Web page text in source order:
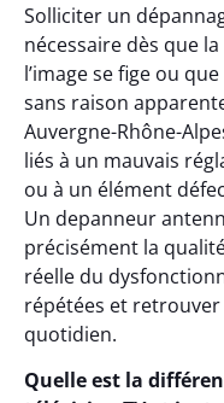
Solliciter un
nécessaire dès que
l’image se fige ou
sans raison
Auvergne-Rhône-
liés à un mauvais
ou à un élément
Un depanneur
précisément la
réelle du
répétées et
quotidien.
Quelle est la